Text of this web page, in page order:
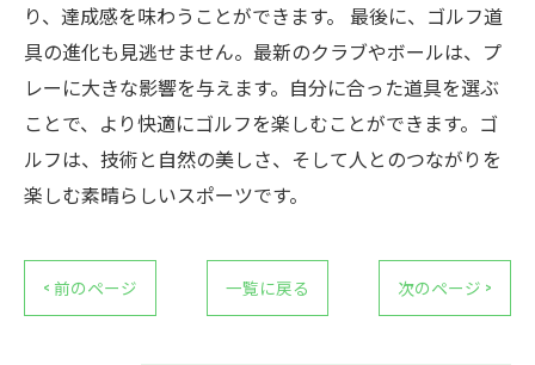
り、達成感を味わうことができます。 最後に、ゴルフ道
具の進化も見逃せません。最新のクラブやボールは、プ
レーに大きな影響を与えます。自分に合った道具を選ぶ
ことで、より快適にゴルフを楽しむことができます。ゴ
ルフは、技術と自然の美しさ、そして人とのつながりを
楽しむ素晴らしいスポーツです。
< 前のページ 一覧に戻る 次のページ >